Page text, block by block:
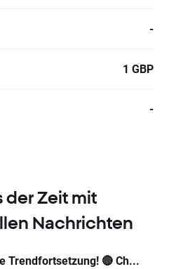
-
1 GBP
-
der Zeit mit
Nachrichten
Trendfortsetzung! 🔴 Ch...